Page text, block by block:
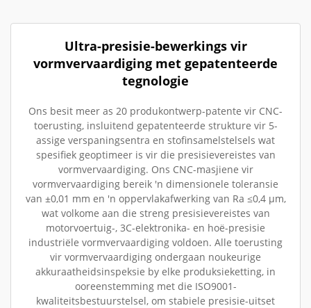
Ultra-presisie-bewerkings vir
vormvervaardiging met gepatenteerde
tegnologie
Ons besit meer as 20 produkontwerp-patente vir CNC-
toerusting, insluitend gepatenteerde strukture vir 5-
assige verspaningsentra en stofinsamelstelsels wat
spesifiek geoptimeer is vir die presisievereistes van
vormvervaardiging. Ons CNC-masjiene vir
vormvervaardiging bereik 'n dimensionele toleransie
van ±0,01 mm en 'n oppervlakafwerking van Ra ≤0,4 µm,
wat volkome aan die streng presisievereistes van
motorvoertuig-, 3C-elektronika- en hoë-presisie
industriële vormvervaardiging voldoen. Alle toerusting
vir vormvervaardiging ondergaan noukeurige
akkuraatheidsinspeksie by elke produksieketting, in
ooreenstemming met die ISO9001-
kwaliteitsbestuurstelsel, om stabiele presisie-uitset